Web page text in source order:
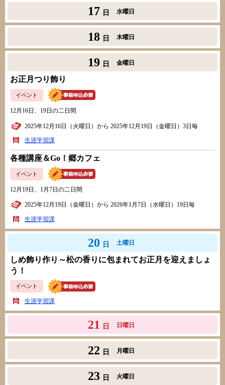
17 日 水曜日
18 日 木曜日
19 日 金曜日
お正月つり飾り
イベント
12月16日、19日の二日間
2025年12月16日（火曜日）から 2025年12月19日（金曜日）3日毎
生涯学習課
各種講座＆Go！郷カフェ
イベント
12月19日、1月7日の二日間
2025年12月19日（金曜日）から 2026年1月7日（水曜日）19日毎
生涯学習課
20 日 土曜日
しめ飾り作り～松の香りに包まれてお正月を迎えましょ
う！
イベント
生涯学習課
21 日 日曜日
22 日 月曜日
23 日 火曜日